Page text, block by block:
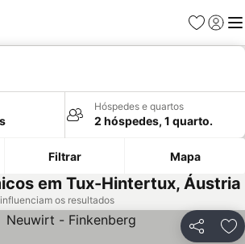
Favoritos
Iniciar
Hóspedes e quartos
2 hóspedes, 1 quarto.
Filtrar Mapa
em Tux-Hintertux, Áustria
os resultados
Partilhar